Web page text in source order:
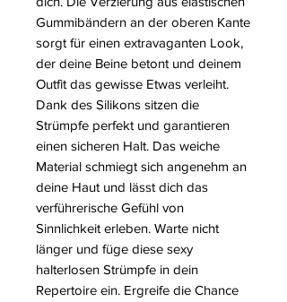
Gummibändern an der oberen Kante
sorgt für einen extravaganten Look,
der deine Beine betont und deinem
Outfit das gewisse Etwas verleiht.
Dank des Silikons sitzen die
Strümpfe perfekt und garantieren
einen sicheren Halt. Das weiche
Material schmiegt sich angenehm an
deine Haut und lässt dich das
verführerische Gefühl von
Sinnlichkeit erleben. Warte nicht
länger und füge diese sexy
halterlosen Strümpfe in dein
Repertoire ein. Ergreife die Chance